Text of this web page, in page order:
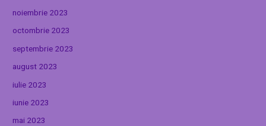
noiembrie 2023
octombrie 2023
septembrie 2023
august 2023
iulie 2023
iunie 2023
mai 2023